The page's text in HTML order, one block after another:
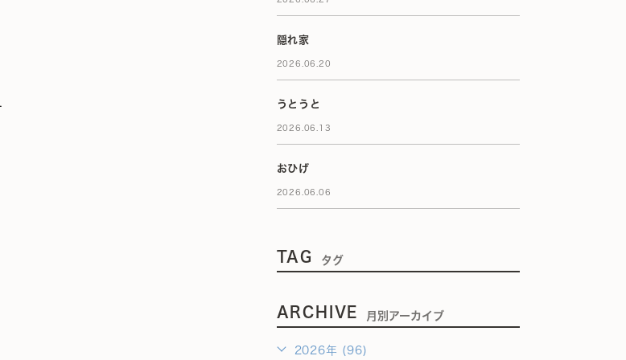
隠れ家
2026.06.20
うとうと
2026.06.13
おひげ
2026.06.06
TAG タグ
ARCHIVE 月別アーカイブ
2026年 (96)